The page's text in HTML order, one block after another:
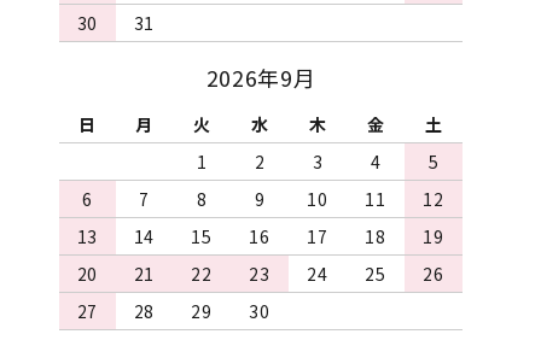
30
31
2026年9月
日 月 火 水 木 金
土
1
2 3 4
5
6
7 8 9 10 11
12
13
14 15 16 17 18
19
20
21 22 23 24 25
26
27
28 29 30